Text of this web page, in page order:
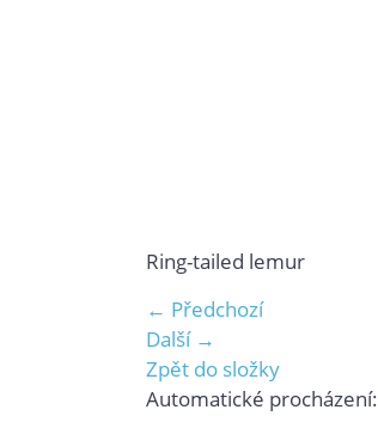
Ring-tailed lemur
← Předchozí
Další →
Zpět do složky
Automatické procházení: